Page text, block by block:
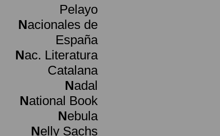
Pelayo
Nacionales de
España
Nac. Literatura
Catalana
Nadal
National Book
Nebula
Nelly Sachs